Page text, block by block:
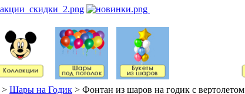
> Шары на Годик > Фонтан из шаров на годик с вертолетом